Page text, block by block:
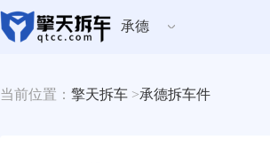
承德
当前位置： 擎天拆车 >承德拆车件